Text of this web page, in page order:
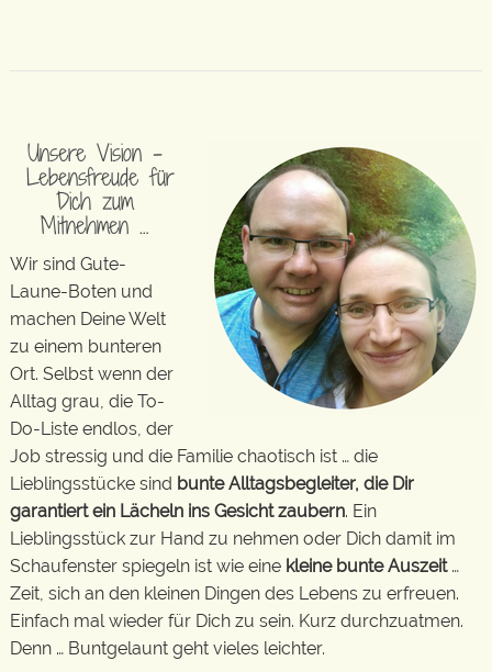
Unsere Vision –
Lebensfreude für
Dich zum
Mitnehmen …
Wir sind Gute-
Laune-Boten und
machen Deine Welt
zu einem bunteren
Ort. Selbst wenn der
Alltag grau, die To-
Do-Liste endlos, der
Job stressig und die Familie chaotisch ist … die
Lieblingsstücke sind bunte Alltagsbegleiter, die Dir
garantiert ein Lächeln ins Gesicht zaubern. Ein
Lieblingsstück zur Hand zu nehmen oder Dich damit im
Schaufenster spiegeln ist wie eine kleine bunte Auszeit…
Zeit, sich an den kleinen Dingen des Lebens zu erfreuen.
Einfach mal wieder für Dich zu sein. Kurz durchzuatmen.
Denn … Buntgelaunt geht vieles leichter.